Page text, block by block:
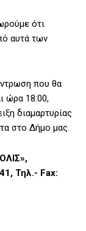
ότι
αυτά των
που θα
ώρα 18:00,
διαμαρτυρίας
στο Δήμο μας.
Τηλ.- Fax: